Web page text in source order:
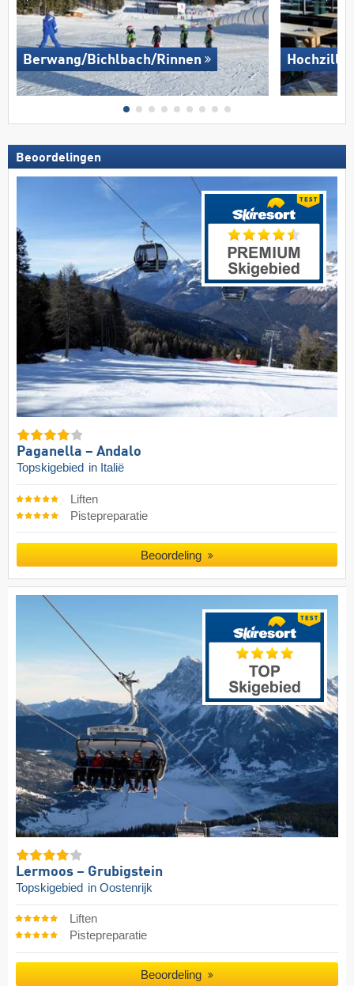
Berwang/​Bichlbach/​Rinnen
Beoordelingen
Paganella – Andalo
Topskigebied in Italië
Liften
Pistepreparatie
Beoordeling
Lermoos – Grubigstein
Topskigebied in Oostenrijk
Liften
Pistepreparatie
Beoordeling